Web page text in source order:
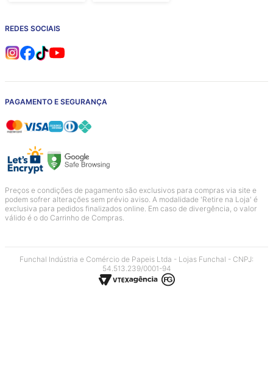
REDES SOCIAIS
PAGAMENTO E SEGURANÇA
Preços e condições de pagamento são exclusivos para compras via site e
podem sofrer alterações sem prévio aviso. A modalidade 'Retire na Loja' é
exclusiva para pedidos finalizados online. Em caso de divergência, o valor
válido é o do Carrinho de Compras.
Funchal Indústria e Comércio de Papeis Ltda - Lojas Funchal - CNPJ:
54.513.239/0001-94